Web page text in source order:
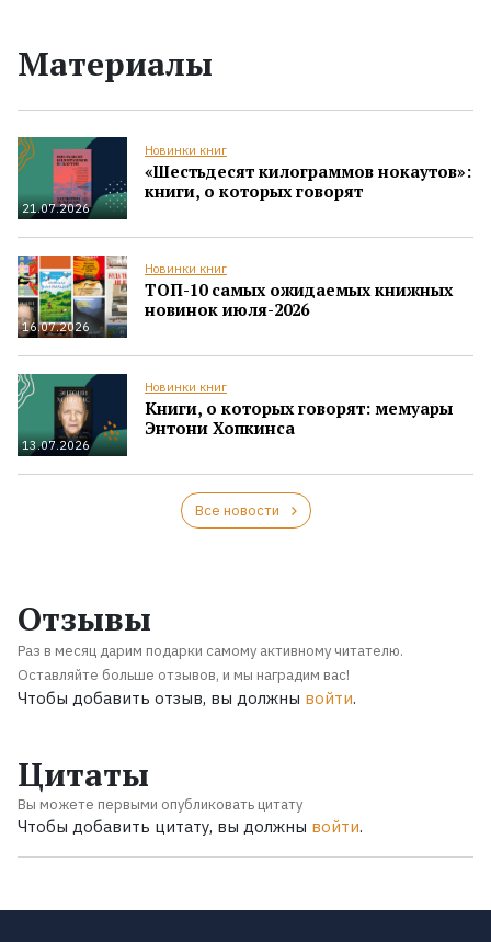
Материалы
21.07.2026
Новинки книг
«Шестьдесят килограммов нокаутов»:
книги, о которых говорят
16.07.2026
Новинки книг
ТОП-10 самых ожидаемых книжных
новинок июля-2026
13.07.2026
Новинки книг
Книги, о которых говорят: мемуары
Энтони Хопкинса
Все новости
Отзывы
Раз в месяц дарим подарки самому активному читателю.
Оставляйте больше отзывов, и мы наградим вас!
Чтобы добавить отзыв, вы должны войти.
Цитаты
Вы можете первыми опубликовать цитату
Чтобы добавить цитату, вы должны войти.